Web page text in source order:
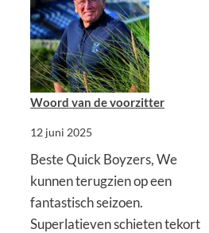
Woord van de voorzitter
12 juni 2025
Beste Quick Boyzers, We
kunnen terugzien op een
fantastisch seizoen.
Superlatieven schieten tekort